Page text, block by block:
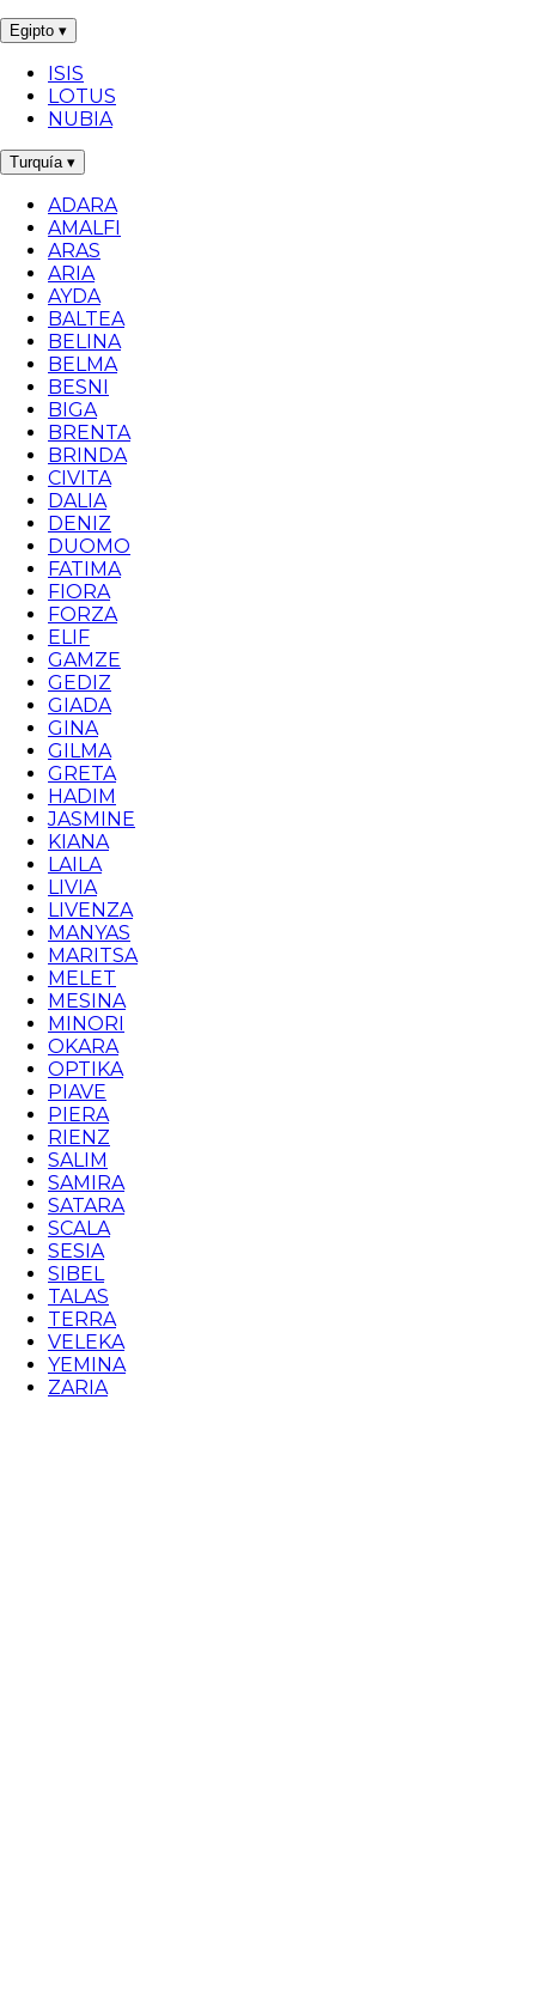
Egipto ▾
ISIS
LOTUS
NUBIA
Turquía ▾
ADARA
AMALFI
ARAS
ARIA
AYDA
BALTEA
BELINA
BELMA
BESNI
BIGA
BRENTA
BRINDA
CIVITA
DALIA
DENIZ
DUOMO
FATIMA
FIORA
FORZA
ELIF
GAMZE
GEDIZ
GIADA
GINA
GILMA
GRETA
HADIM
JASMINE
KIANA
LAILA
LIVIA
LIVENZA
MANYAS
MARITSA
MELET
MESINA
MINORI
OKARA
OPTIKA
PIAVE
PIERA
RIENZ
SALIM
SAMIRA
SATARA
SCALA
SESIA
SIBEL
TALAS
TERRA
VELEKA
YEMINA
ZARIA